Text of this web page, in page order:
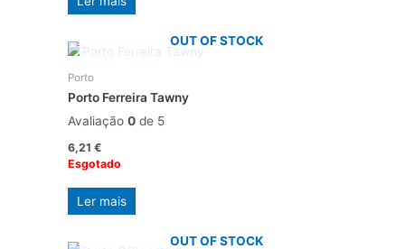
OUT OF STOCK
Porto
Porto Ferreira Tawny
Avaliação 0de 5
6,21 €
Esgotado
Ler mais
OUT OF STOCK